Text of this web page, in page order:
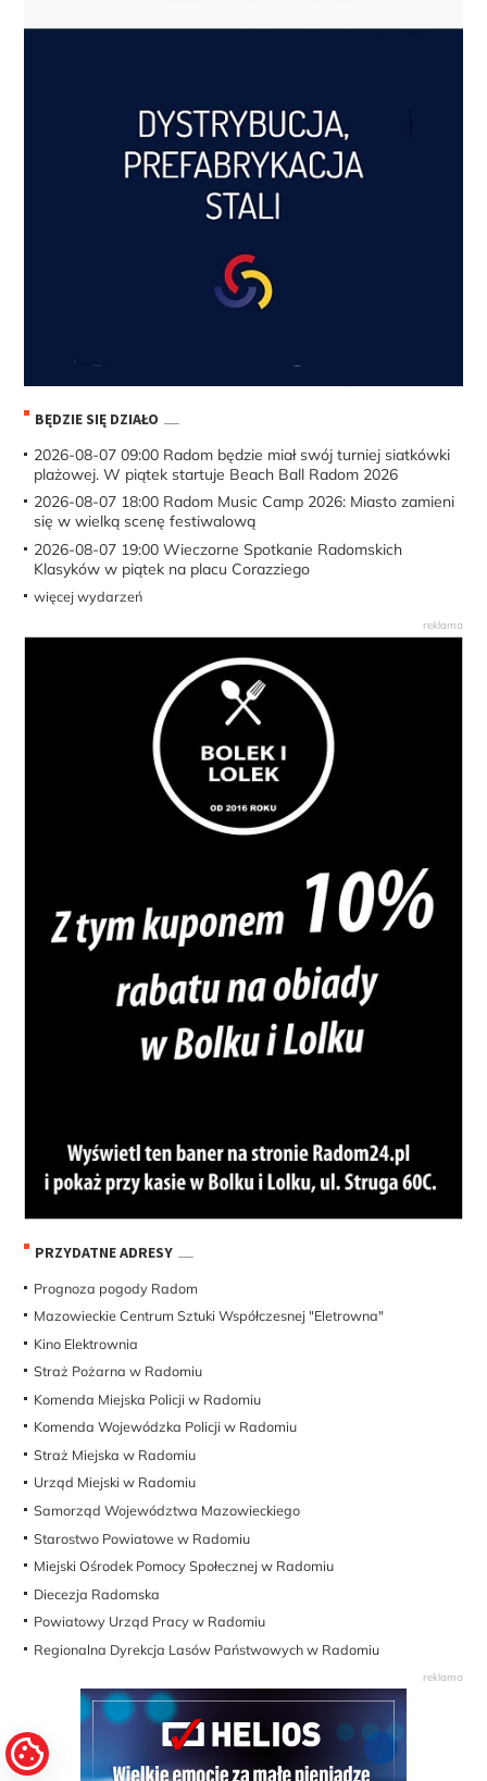
BĘDZIE SIĘ DZIAŁO
2026-08-07 09:00 Radom będzie miał swój turniej siatkówki
plażowej. W piątek startuje Beach Ball Radom 2026
2026-08-07 18:00 Radom Music Camp 2026: Miasto zamieni
się w wielką scenę festiwalową
2026-08-07 19:00 Wieczorne Spotkanie Radomskich
Klasyków w piątek na placu Corazziego
więcej wydarzeń
PRZYDATNE ADRESY
Prognoza pogody Radom
Mazowieckie Centrum Sztuki Współczesnej "Eletrowna"
Kino Elektrownia
Straż Pożarna w Radomiu
Komenda Miejska Policji w Radomiu
Komenda Wojewódzka Policji w Radomiu
Straż Miejska w Radomiu
Urząd Miejski w Radomiu
Samorząd Województwa Mazowieckiego
Starostwo Powiatowe w Radomiu
Miejski Ośrodek Pomocy Społecznej w Radomiu
Diecezja Radomska
Powiatowy Urząd Pracy w Radomiu
Regionalna Dyrekcja Lasów Państwowych w Radomiu